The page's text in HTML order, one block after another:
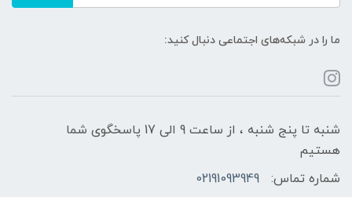
ما را در شبکه‌های اجتماعی دنبال کنید:
شنبه تا پنج شنبه ، از ساعت 9 الی 17 پاسخگوی شما
هستیم
شماره تماس:
02191093949